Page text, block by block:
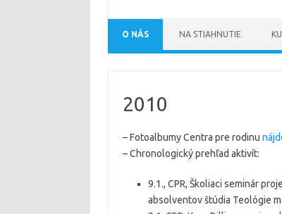
O NÁS NA STIAHNUTIE
2010
– Fotoalbumy Centra pre rodinu
– Chronologický prehľad aktivít:
9.1., CPR, Školiaci seminár
absolventov štúdia Teológie